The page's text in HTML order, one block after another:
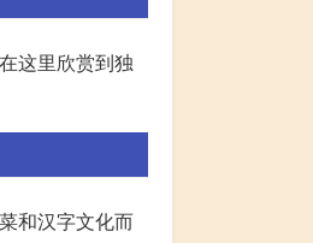
这里欣赏到独
和汉字文化而